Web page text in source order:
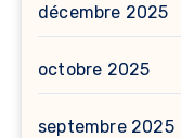
décembre 2025
octobre 2025
septembre 2025